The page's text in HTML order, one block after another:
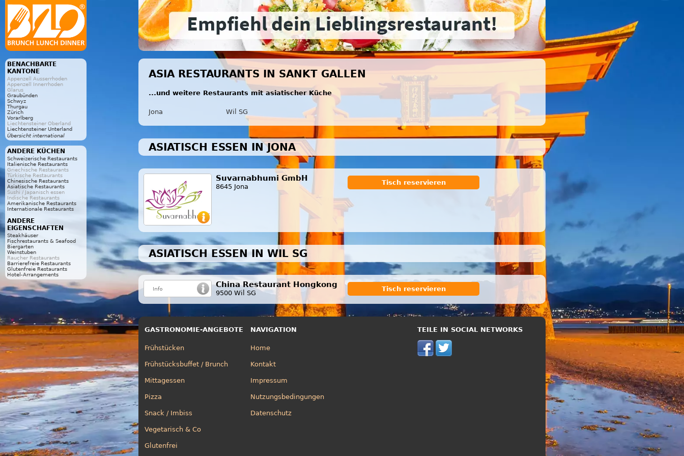
BENACHBARTE
KANTONE
Appenzell Ausserrhoden
Appenzell Innerrhoden
Glarus
Graubünden
Schwyz
Thurgau
Zürich
Vorarlberg
Liechtensteiner Oberland
Liechtensteiner Unterland
Übersicht international
ANDERE KÜCHEN
Schweizerische Restaurants
Italienische Restaurants
Griechische Restaurants
Türkische Restaurants
Chinesische Restaurants
Asiatische Restaurants
Sushi / Japanisch essen
Indische Restaurants
Amerikanische Restaurants
Internationale Restaurants
ANDERE
EIGENSCHAFTEN
Steakhäuser
Fischrestaurants & Seafood
Biergarten
Weinstuben
Raucher Restaurants
Barrierefreie Restaurants
Glutenfreie Restaurants
Hotel-Arrangements
ASIA RESTAURANTS IN SANKT GALLEN
...und weitere Restaurants mit asiatischer Küche
Jona Wil SG
ASIATISCH ESSEN IN JONA
Suvarnabhumi GmbH
8645 Jona
Tisch reservieren
ASIATISCH ESSEN IN WIL SG
China Restaurant Hongkong
9500 Wil SG
Tisch reservieren
GASTRONOMIE-ANGEBOTE
Frühstücken
Frühstücksbuffet / Brunch
Mittagessen
Pizza
Snack / Imbiss
Vegetarisch & Co
Glutenfrei
NAVIGATION
Home
Kontakt
Impressum
Nutzungsbedingungen
Datenschutz
TEILE IN SOCIAL NETWORKS